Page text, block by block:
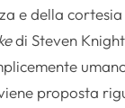
e della
di Steven
proposta